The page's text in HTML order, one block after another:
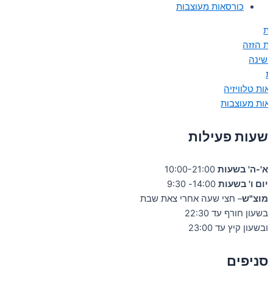
כורסאות מעוצבות
הזזה
שינה
טלוויזיה
מעוצבות
שעות פעילות
א'-ה' בשעות
יום ו' בשעות
מוצ"ש– חצי שעה אחרי צאת שבת
בשעון חורף עד 22:30
ובשעון קיץ עד 23:00
סניפים